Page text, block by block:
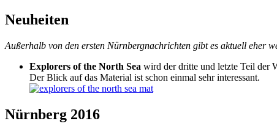
Neuheiten
Außerhalb von den ersten Nürnbergnachrichten gibt es aktuell eher
Explorers of the North Sea wird der dritte und letzte Teil der
Der Blick auf das Material ist schon einmal sehr interessant.
Nürnberg 2016